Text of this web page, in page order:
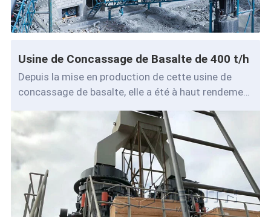
Usine de Concassage de Basalte de 400 t/h
Depuis la mise en production de cette usine de
concassage de basalte, elle a été à haut rendement